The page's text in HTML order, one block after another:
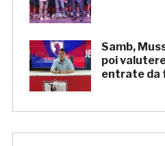
Samb,
poi
entrate da